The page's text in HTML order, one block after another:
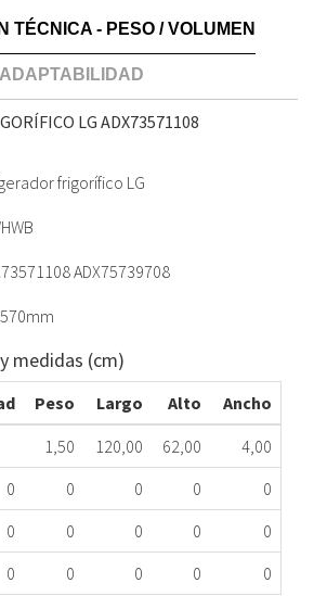
TÉCNICA - PESO / VOLUMEN
ADAPTABILIDAD
LG ADX73571108
frigorífico LG
ADX75739708
medidas (cm)
Peso Largo Alto
Ancho
1,50 120,00 62,00
4,00
0 0 0 0
0
0 0 0 0
0
0 0 0 0 0